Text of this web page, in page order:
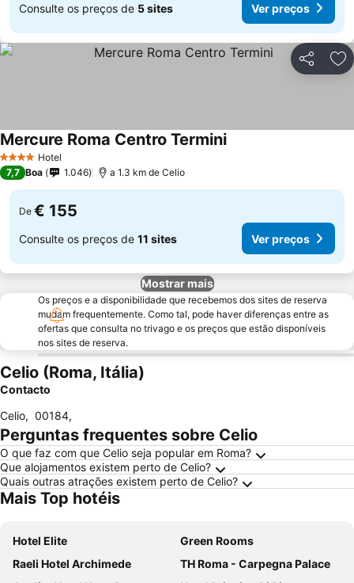
Consulte os preços de 5 sites Ver preços
Partilhar
4 EstrelasHotel
Mercure Roma Centro Termini
7,7 Boa 1.046 a 1.3 km de Celio
De € 155
Consulte os preços de 11 sites Ver preços
Mostrar mais
Os preços e a disponibilidade que recebemos dos sites de reserva
mudam frequentemente. Como tal, pode haver diferenças entre as
ofertas que consulta no trivago e os preços que estão disponíveis
nos sites de reserva.
Celio (Roma, Itália)
Contacto
Celio, 00184,
Perguntas frequentes sobre Celio
O que faz com que Celio seja popular em Roma?
Que alojamentos existem perto de Celio?
Quais outras atrações existem perto de Celio?
Mais Top hotéis
Hotel Elite
Green Rooms
Raeli Hotel Archimede
TH Roma - Carpegna Palace